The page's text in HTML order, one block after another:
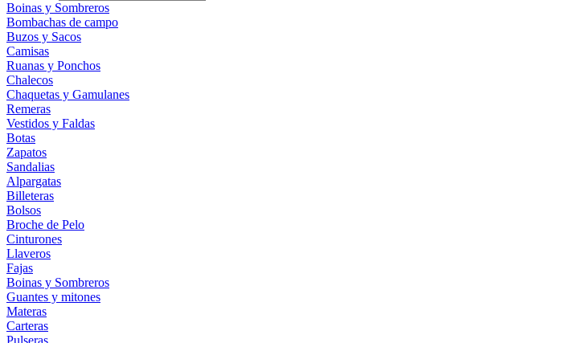
Boinas y Sombreros
Bombachas de campo
Buzos y Sacos
Camisas
Ruanas y Ponchos
Chalecos
Chaquetas y Gamulanes
Remeras
Vestidos y Faldas
Botas
Zapatos
Sandalias
Alpargatas
Billeteras
Bolsos
Broche de Pelo
Cinturones
Llaveros
Fajas
Boinas y Sombreros
Guantes y mitones
Materas
Carteras
Pulseras